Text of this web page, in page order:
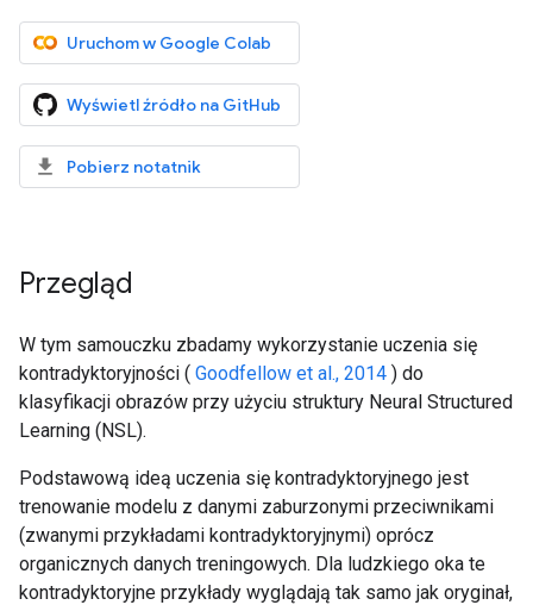
Uruchom w Google Colab
Wyświetl źródło na GitHub
Pobierz notatnik
Przegląd
W tym samouczku zbadamy wykorzystanie uczenia się
kontradyktoryjności ( Goodfellow et al., 2014 ) do
klasyfikacji obrazów przy użyciu struktury Neural Structured
Learning (NSL).
Podstawową ideą uczenia się kontradyktoryjnego jest
trenowanie modelu z danymi zaburzonymi przeciwnikami
(zwanymi przykładami kontradyktoryjnymi) oprócz
organicznych danych treningowych. Dla ludzkiego oka te
kontradyktoryjne przykłady wyglądają tak samo jak oryginał,